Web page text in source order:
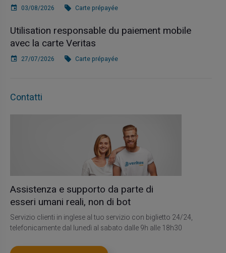
03/08/2026 Carte prépayée
Utilisation responsable du paiement mobile
avec la carte Veritas
27/07/2026 Carte prépayée
Contatti
Assistenza e supporto da parte di
esseri umani reali, non di bot
Servizio clienti in inglese al tuo servizio con biglietto 24/24,
telefonicamente dal lunedì al sabato dalle 9h alle 18h30